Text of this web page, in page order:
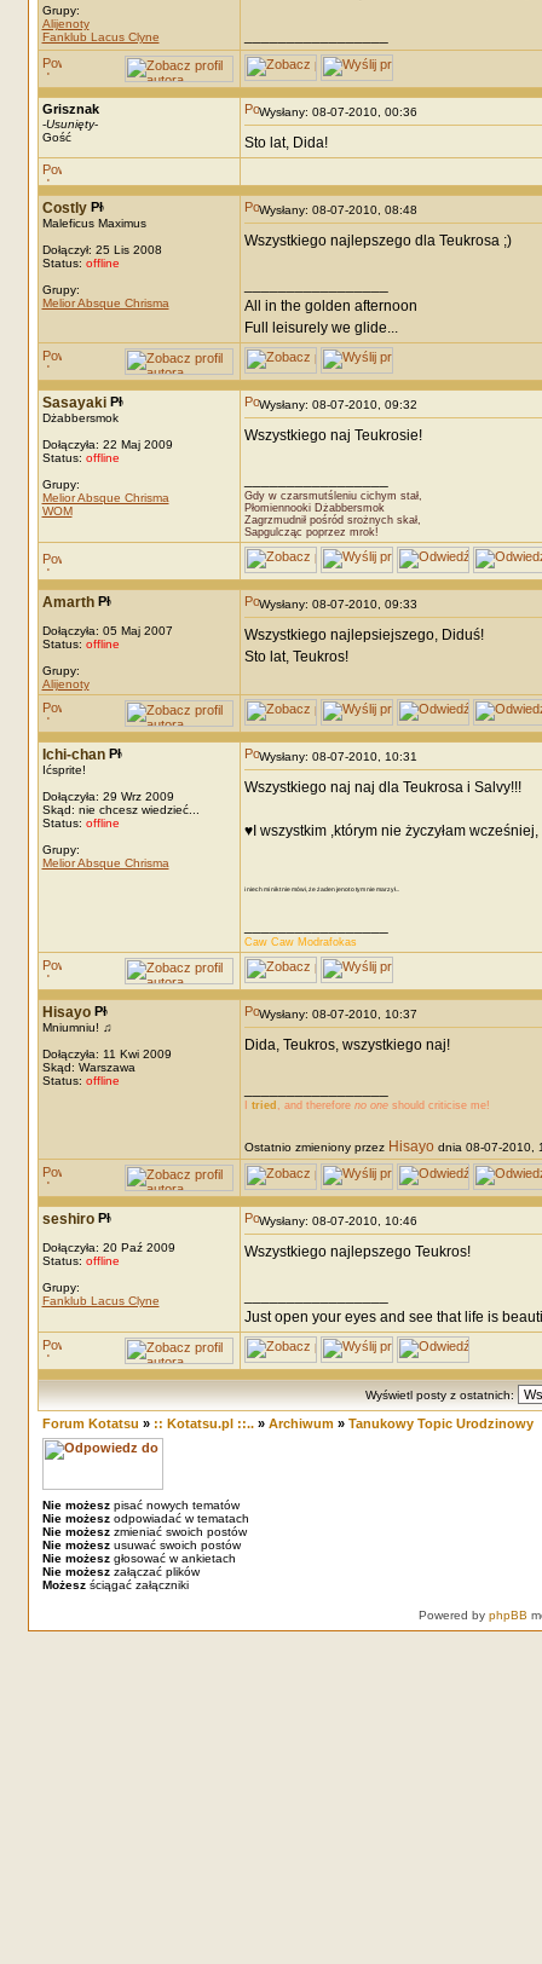
Grupy:
Alijenoty
Fanklub Lacus Clyne
Grisznak
-Usunięty-
Gość
Wysłany: 08-07-2010, 00:36
Sto lat, Dida!
Costly
Maleficus Maximus
Dołączył: 25 Lis 2008
Status: offline
Grupy:
Melior Absque Chrisma
Wysłany: 08-07-2010, 08:48
Wszystkiego najlepszego dla Teukrosa ;)
All in the golden afternoon
Full leisurely we glide...
Sasayaki
Dżabbersmok
Dołączyła: 22 Maj 2009
Status: offline
Grupy:
Melior Absque Chrisma
WOM
Wysłany: 08-07-2010, 09:32
Wszystkiego naj Teukrosie!
Gdy w czarsmutśleniu cichym stał,
Płomiennooki Dżabbersmok
Zagrzmudnił pośród srożnych skał,
Sapgulcząc poprzez mrok!
Amarth
Dołączyła: 05 Maj 2007
Status: offline
Grupy:
Alijenoty
Wysłany: 08-07-2010, 09:33
Wszystkiego najlepsiejszego, Diduś!
Sto lat, Teukros!
Ichi-chan
Ićsprite!
Dołączyła: 29 Wrz 2009
Skąd: nie chcesz wiedzieć...
Status: offline
Grupy:
Melior Absque Chrisma
Wysłany: 08-07-2010, 10:31
Wszystkiego naj naj dla Teukrosa i Salvy!!!
♥I wszystkim ,którym nie życzyłam
i niech mi nikt nie mówi, że żaden jenot o tym nie marzył...
Caw Caw Modrafokas
Hisayo
Mniumniu! ♫
Dołączyła: 11 Kwi 2009
Skąd: Warszawa
Status: offline
Wysłany: 08-07-2010, 10:37
Dida, Teukros, wszystkiego naj!
tried , and therefore no oneshould criticise me!
Ostatnio zmieniony przez Hisayodnia 08-07-2010,
seshiro
Dołączyła: 20 Paź 2009
Status: offline
Grupy:
Fanklub Lacus Clyne
Wysłany: 08-07-2010, 10:46
Wszystkiego najlepszego Teukros!
Just open your eyes and see that life is
Wyświetl posty z ostatnich:
Forum Kotatsu » :: Kotatsu.pl ::..» Archiwum» Tanukowy Topic Urodzinowy
Nie możeszpisać nowych tematów
Nie możeszodpowiadać w tematach
Nie możeszzmieniać swoich postów
Nie możeszusuwać swoich postów
Nie możeszgłosować w ankietach
Nie możeszzałączać plików
Możeszściągać załączniki
Powered by phpBB